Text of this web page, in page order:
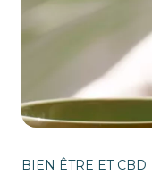
BIEN ÊTRE ET CBD